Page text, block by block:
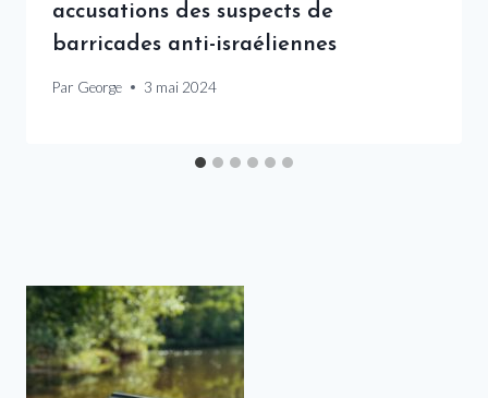
accusations des suspects de
barricades anti-israéliennes
Par George 3 mai 2024